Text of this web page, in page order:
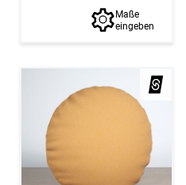
Maße
eingeben